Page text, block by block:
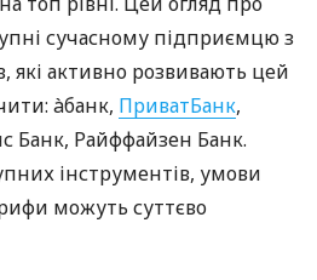
сучасному підприємцю з
які активно розвивають цей
àбанк, ПриватБанк,
Банк, Райффайзен Банк.
інструментів, умови
можуть суттєво